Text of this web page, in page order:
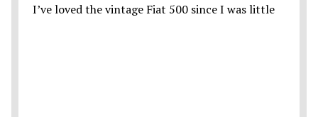
I’ve loved the vintage Fiat 500 since I was little